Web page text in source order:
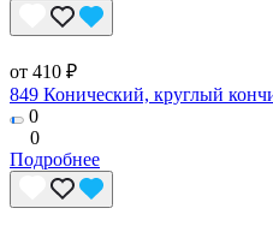
от 410 ₽
849 Конический, круглый
0
0
Подробнее